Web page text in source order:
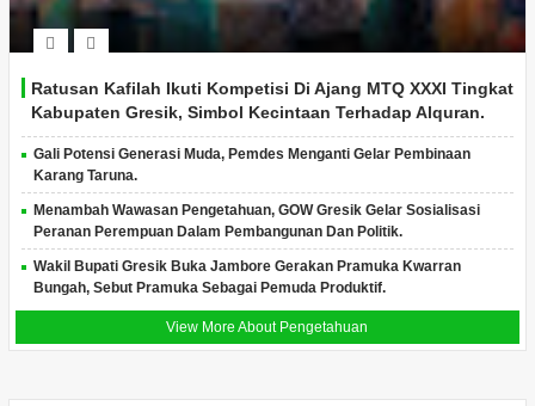
Ratusan Kafilah Ikuti Kompetisi Di Ajang MTQ XXXI Tingkat
Kabupaten Gresik, Simbol Kecintaan Terhadap Alquran.
Gali Potensi Generasi Muda, Pemdes Menganti Gelar Pembinaan
Karang Taruna.
Menambah Wawasan Pengetahuan, GOW Gresik Gelar Sosialisasi
Peranan Perempuan Dalam Pembangunan Dan Politik.
Wakil Bupati Gresik Buka Jambore Gerakan Pramuka Kwarran
Bungah, Sebut Pramuka Sebagai Pemuda Produktif.
View More About Pengetahuan